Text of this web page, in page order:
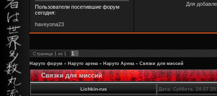
Пользователи посетившие форум
сегодня:
haveyona23
Для
Страница 1 из 1 1
Наруто форум » Наруто арена » Наруто Арена » Связки для миссий
Связки для миссий
Lichkin-rus Дата: Суббота,